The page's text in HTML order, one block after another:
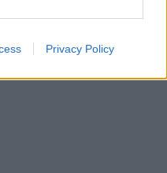
Privacy Policy